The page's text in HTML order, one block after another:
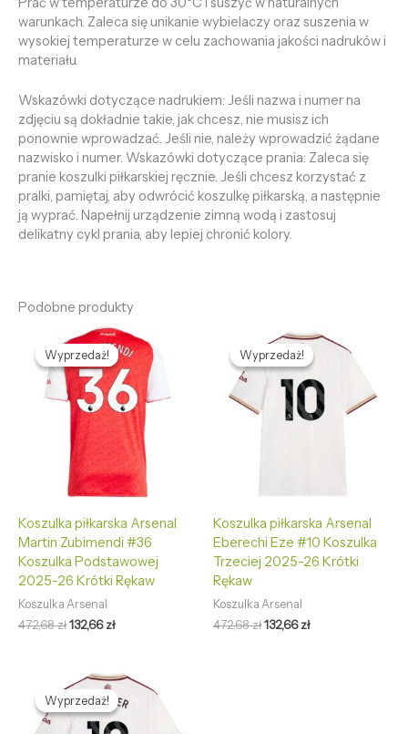
warunkach. Zaleca się unikanie wybielaczy oraz suszenia w
wysokiej temperaturze w celu zachowania jakości nadruków i
materiału.
Wskazówki dotyczące nadrukiem: Jeśli nazwa i numer na
zdjęciu są dokładnie takie, jak chcesz, nie musisz ich
ponownie wprowadzać. Jeśli nie, należy wprowadzić żądane
nazwisko i numer. Wskazówki dotyczące prania: Zaleca się
pranie koszulki piłkarskiej ręcznie. Jeśli chcesz korzystać z
pralki, pamiętaj, aby odwrócić koszulkę piłkarską, a następnie
ją wyprać. Napełnij urządzenie zimną wodą i zastosuj
delikatny cykl prania, aby lepiej chronić kolory.
Podobne produkty
Wyprzedaż!
Wyprzedaż!
Koszulka piłkarska Arsenal
Martin Zubimendi #36
Koszulka Podstawowej
2025-26 Krótki Rękaw
Koszulka Arsenal
472,68zł
Pierwotna
cena
wynosiła:
472,68 zł.
132,66zł
Aktualna
cena
wynosi:
132,66 zł.
Wyprzedaż!
Wyprzedaż!
Koszulka piłkarska Arsenal
Eberechi Eze #10 Koszulka
Trzeciej 2025-26 Krótki
Rękaw
Koszulka Arsenal
472,68zł
Pierwotna
cena
wynosiła:
472,68 zł.
132,66zł
Aktualna
cena
wynosi:
132,66 zł.
Wyprzedaż!
Wyprzedaż!
Pierwotna
cena
wynosiła:
472,68 zł.
Aktualna
wynosi:
132,66 zł.